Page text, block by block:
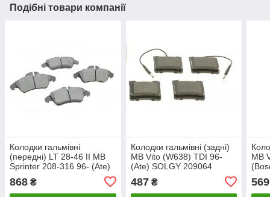
Подібні товари компанії
Колодки гальмівні
(передні) LT 28-46 II MB
Sprinter 208-316 96- (Ate)
868 ₴
Колодки гальмівні (задні)
MB Vito (W638) TDI 96-
(Ate) SOLGY 209064
487₴
MB
569